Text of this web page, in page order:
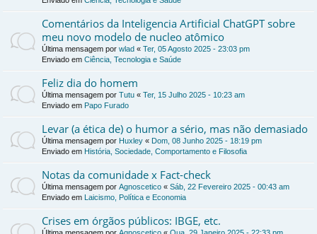
Comentários da Inteligencia Artificial ChatGPT sobre
meu novo modelo de nucleo atômico
Última mensagem por wlad « Ter, 05 Agosto 2025 - 23:03 pm
Enviado em Ciência, Tecnologia e Saúde
Feliz dia do homem
Última mensagem por Tutu « Ter, 15 Julho 2025 - 10:23 am
Enviado em Papo Furado
Levar (a ética de) o humor a sério, mas não demasiado
Última mensagem por Huxley « Dom, 08 Junho 2025 - 18:19 pm
Enviado em História, Sociedade, Comportamento e Filosofia
Notas da comunidade x Fact-check
Última mensagem por Agnoscetico « Sáb, 22 Fevereiro 2025 - 00:43 am
Enviado em Laicismo, Política e Economia
Crises em órgãos públicos: IBGE, etc.